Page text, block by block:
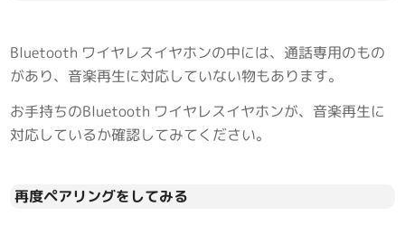
Bluetooth ワイヤレスイヤホンの中には、通話専用のもの
があり、音楽再生に対応していない物もあります。
お手持ちのBluetooth ワイヤレスイヤホンが、音楽再生に
対応しているか確認してみてください。
再度ペアリングをしてみる